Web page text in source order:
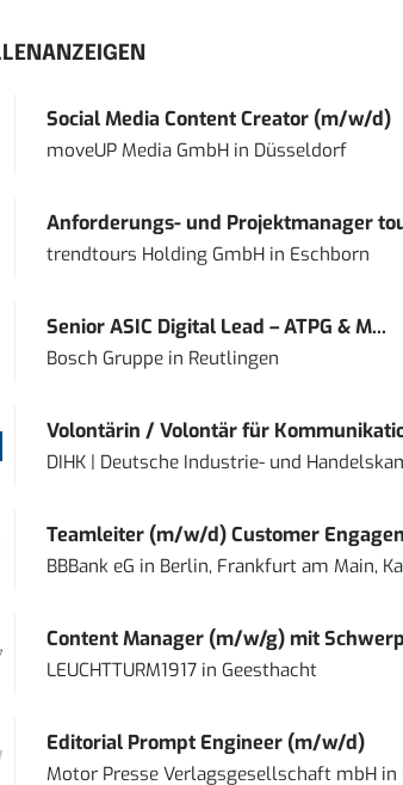
Social Media Content Creator (m/w/d)
moveUP Media GmbHin Düsseldorf
Anforderungs- und Projektmanager
trendtours Holding GmbHin Eschborn
Senior ASIC Digital Lead – ATPG & M...
Bosch Gruppein Reutlingen
Volontärin / Volontär für
DIHK | Deutsche Industrie- und
Teamleiter (m/w/d) Customer
BBBank eG in Berlin, Frankfurt am Main,
Content Manager (m/w/g) mit
LEUCHTTURM1917in Geesthacht
Editorial Prompt Engineer (m/w/d)
Motor Presse Verlagsgesellschaft mbHin